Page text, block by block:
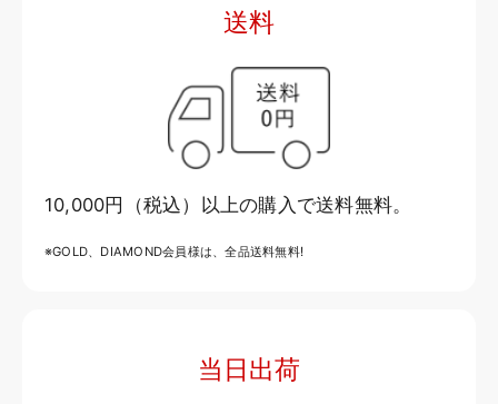
送料
10,000円（税込）以上の購入で送料無料。
※GOLD、DIAMOND会員様は、全品送料無料!
当日出荷